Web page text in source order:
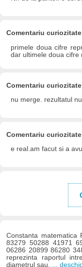
Comentariu
primele doua cifre
dar ultimele doua cifre
Comentariu
nu merge. rezultatul
Comentariu
e real.am facut si a
Constanta matematica
83279 50288 41971
06286 20899 86280
reprezinta raportul
diametrul sau.
...